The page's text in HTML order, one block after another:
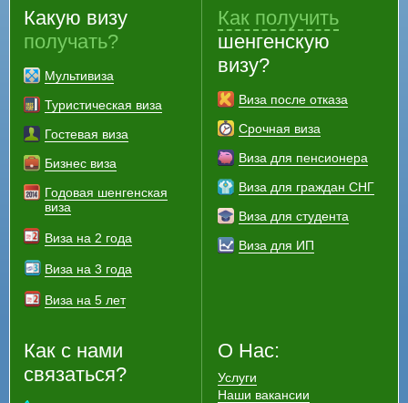
Какую визу
получать?
Мультивиза
Туристическая виза
Гостевая виза
Бизнес виза
Годовая шенгенская
виза
Виза на 2 года
Виза на 3 года
Виза на 5 лет
Как получить
шенгенскую
визу?
Виза после отказа
Срочная виза
Виза для пенсионера
Виза для граждан СНГ
Виза для студента
Виза для ИП
Как с нами
связаться?
О Нас:
Услуги
Наши вакансии